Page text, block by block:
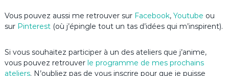
Vous pouvez aussi me retrouver sur Facebook, Youtube ou
sur Pinterest (où j’épingle tout un tas d’idées qui m’inspirent).
Si vous souhaitez participer à un des ateliers que j’anime,
vous pouvez retrouverle programme de mes prochains
ateliers. N’oubliez pas de vous inscrire pour que je puisse